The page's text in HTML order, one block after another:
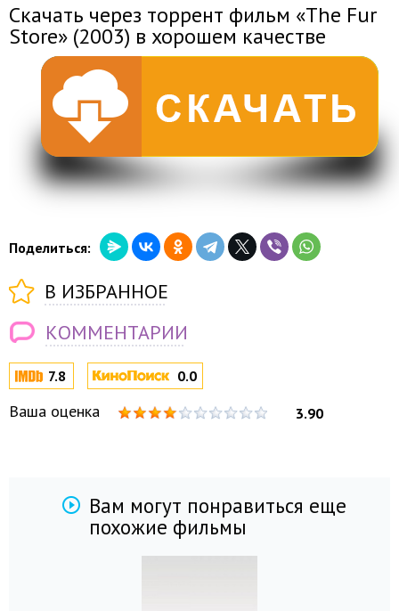
7.8 0.0
Ваша оценка 3.90
Скачать через торрент фильм «The Fur
Store» (2003) в хорошем качестве
Поделиться:
В ИЗБРАННОЕ
КОММЕНТАРИИ
Вам могут понравиться еще
похожие фильмы